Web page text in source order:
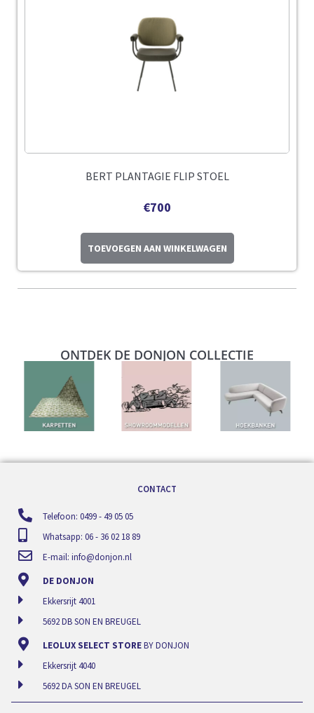
BERT PLANTAGIE FLIP STOEL
€700
TOEVOEGEN AAN WINKELWAGEN
ONTDEK DE DONJON COLLECTIE
CONTACT
Telefoon: 0499 - 49 05 05
Whatsapp: 06 - 36 02 18 89
E-mail: info@donjon.nl
DE DONJON
Ekkersrijt 4001
5692 DB SON EN BREUGEL
LEOLUX SELECT STOREBY DONJON
Ekkersrijt 4040
5692 DA SON EN BREUGEL